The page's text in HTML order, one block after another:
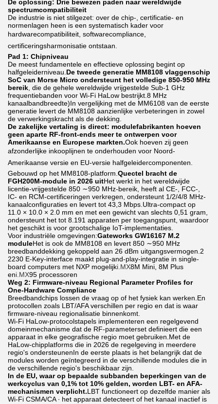
De oplossing: Drie bewezen paden naar wereldwijde
spectrumcompatibiliteit
De industrie is niet stilgezet: over de chip-, certificatie- en
normenlagen heen is een systematisch kader voor
hardwarecompatibiliteit, softwarecompliance,
certificeringsharmonisatie ontstaan.
Pad 1: Chipniveau
De meest fundamentele en effectieve oplossing begint op
halfgeleiderniveau. De tweede generatie MM8108 vlaggenschip
SoC van Morse Micro ondersteunt het volledige 850-950 MHz
bereik , die de gehele wereldwijde vrijgestelde Sub-1 GHz
frequentiebanden voor Wi-Fi HaLow bestrijkt.8 MHz
kanaalbandbreedte)In vergelijking met de MM6108 van de eerste
generatie levert de MM8108 aanzienlijke verbeteringen in zowel
de verwerkingskracht als de dekking.
De zakelijke vertaling is direct: modulefabrikanten hoeven
geen aparte RF-front-ends meer te ontwerpen voor
Amerikaanse en Europese markten.Ook hoeven zij geen
afzonderlijke inkooplijnen te onderhouden voor Noord-
Amerikaanse versie en EU-versie halfgeleidercomponenten.
Gebouwd op het MM8108-platform. Quectel bracht de
FGH200M-module in 2026 uitHet werkt in het wereldwijde
licentie-vrijgestelde 850 ∼950 MHz-bereik, heeft al CE-, FCC-,
IC- en RCM-certificeringen verkregen, ondersteunt 1/2/4/8 MHz-
kanaalconfiguraties en levert tot 43,3 Mbps.Ultra-compact op
11.0 × 10.0 × 2.0 mm en met een gewicht van slechts 0,51 gram,
ondersteunt het tot 8.191 apparaten per toegangspunt, waardoor
het geschikt is voor grootschalige IoT-implementaties.
Voor industriële omgevingen:Gateworks GW16167 M.2
moduleHet is ook de MM8108 en levert 850 ∼950 MHz
breedbanddekking gekoppeld aan 26 dBm uitgangsvermogen.2
2230 E-Key-interface maakt plug-and-play-integratie in single-
board computers met NXP mogelijki.MX8M Mini, 8M Plus
eni.MX95 processoren
Weg 2: Firmware-niveau Regional Parameter Profiles for
One-Hardware Compliance
Breedbandchips lossen de vraag op of het fysiek kan werken.En
protocollen zoals LBT/AFA verschillen per regio en dat is waar
firmware-niveau regionalisatie binnenkomt.
Wi-Fi HaLow-protocolstapels implementeren een regelgevend
domeinmechanisme dat de RF-parameterset definieert die een
apparaat in elke geografische regio moet gebruiken.Met de
HaLow-chipplatforms die in 2026 de regelgeving in meerdere
regio's ondersteunenIn de eerste plaats is het belangrijk dat de
modules worden geïntegreerd in de verschillende modules die in
de verschillende regio's beschikbaar zijn.
In de EU, waar op bepaalde subbanden beperkingen van de
werkcyclus van 0,1% tot 10% gelden, worden LBT- en AFA-
mechanismen verplicht.LBT functioneert op dezelfde manier als
Wi-Fi CSMA/CA ∙ het apparaat detecteert of het kanaal inactief is